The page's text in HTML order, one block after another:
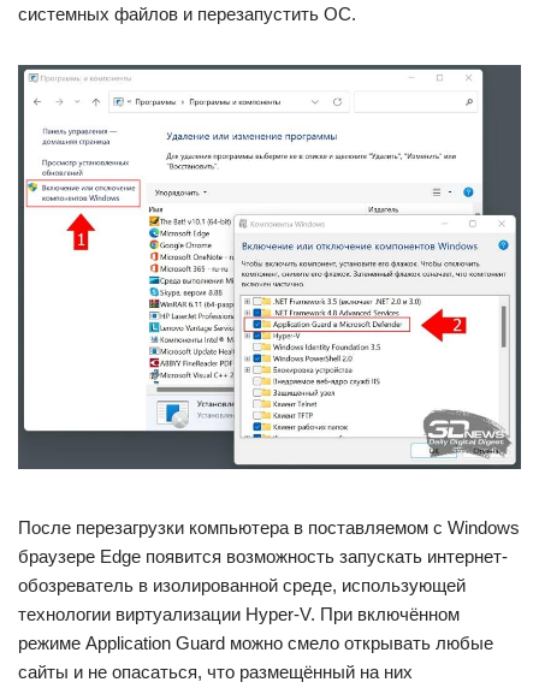
системных файлов и перезапустить ОС.
После перезагрузки компьютера в поставляемом с Windows
браузере Edge появится возможность запускать интернет-
обозреватель в изолированной среде, использующей
технологии виртуализации Hyper-V. При включённом
режиме Application Guard можно смело открывать любые
сайты и не опасаться, что размещённый на них